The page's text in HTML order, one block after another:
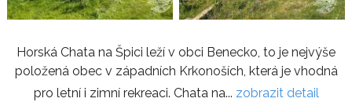
Horská Chata na Špici leží v obci Benecko, to je nejvýše
položená obec v západních Krkonoších, která je vhodná
pro letní i zimní rekreaci. Chata na... zobrazit detail